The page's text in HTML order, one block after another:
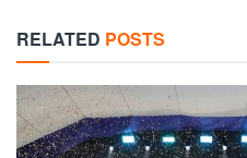
RELATED POSTS